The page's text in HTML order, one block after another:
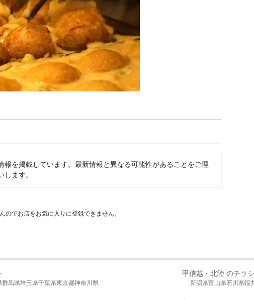
を掲載しています。最新情報と異なる可能性があることをご理
します。
でお店をお気に入りに登録できません。
群馬県埼玉県千葉県東京都神奈川県
甲信越・北陸 のチラシ
新潟県富山県石川県福